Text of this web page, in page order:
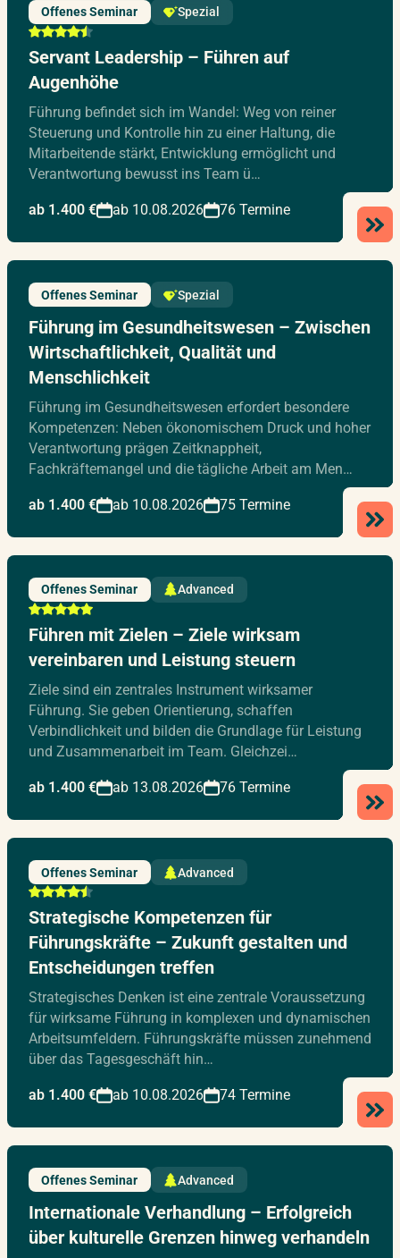
Offenes Seminar Spezial
Servant Leadership – Führen auf
Augenhöhe
Führung befindet sich im Wandel: Weg von reiner
Steuerung und Kontrolle hin zu einer Haltung, die
Mitarbeitende stärkt, Entwicklung ermöglicht und
Verantwortung bewusst ins Team ü…
ab 1.400 € ab 10.08.2026 76 Termine
Offenes Seminar Spezial
Führung im Gesundheitswesen – Zwischen
Wirtschaftlichkeit, Qualität und
Menschlichkeit
Führung im Gesundheitswesen erfordert besondere
Kompetenzen: Neben ökonomischem Druck und hoher
Verantwortung prägen Zeitknappheit,
Fachkräftemangel und die tägliche Arbeit am Men…
ab 1.400 € ab 10.08.2026 75 Termine
Offenes Seminar Advanced
Führen mit Zielen – Ziele wirksam
vereinbaren und Leistung steuern
Ziele sind ein zentrales Instrument wirksamer
Führung. Sie geben Orientierung, schaffen
Verbindlichkeit und bilden die Grundlage für Leistung
und Zusammenarbeit im Team. Gleichzei…
ab 1.400 € ab 13.08.2026 76 Termine
Offenes Seminar Advanced
Strategische Kompetenzen für
Führungskräfte – Zukunft gestalten und
Entscheidungen treffen
Strategisches Denken ist eine zentrale Voraussetzung
für wirksame Führung in komplexen und dynamischen
Arbeitsumfeldern. Führungskräfte müssen zunehmend
über das Tagesgeschäft hin…
ab 1.400 € ab 10.08.2026 74 Termine
Offenes Seminar Advanced
Internationale Verhandlung – Erfolgreich
über kulturelle Grenzen hinweg verhandeln